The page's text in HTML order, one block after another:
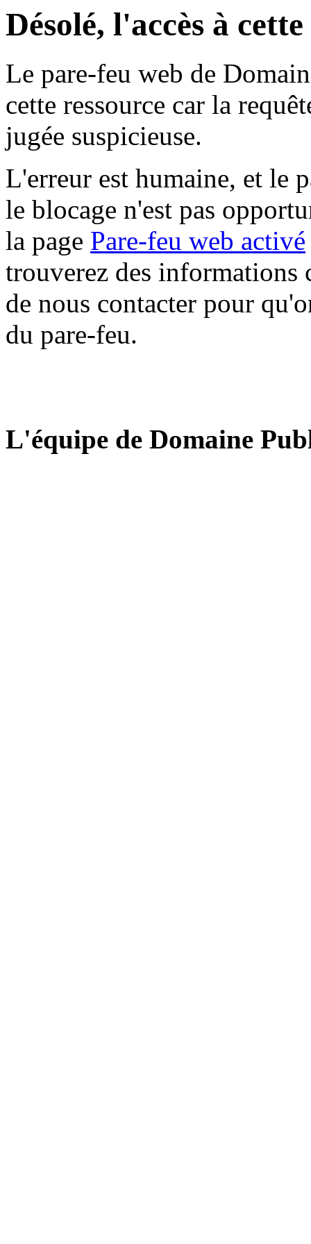
Désolé, l'accès à
Le pare-feu web de
cette ressource car la
jugée suspicieuse.
L'erreur est humaine, et le
le blocage n'est pas
la page Pare-feu web activé
trouverez des informations
de nous contacter pour
du pare-feu.
L'équipe de Domaine